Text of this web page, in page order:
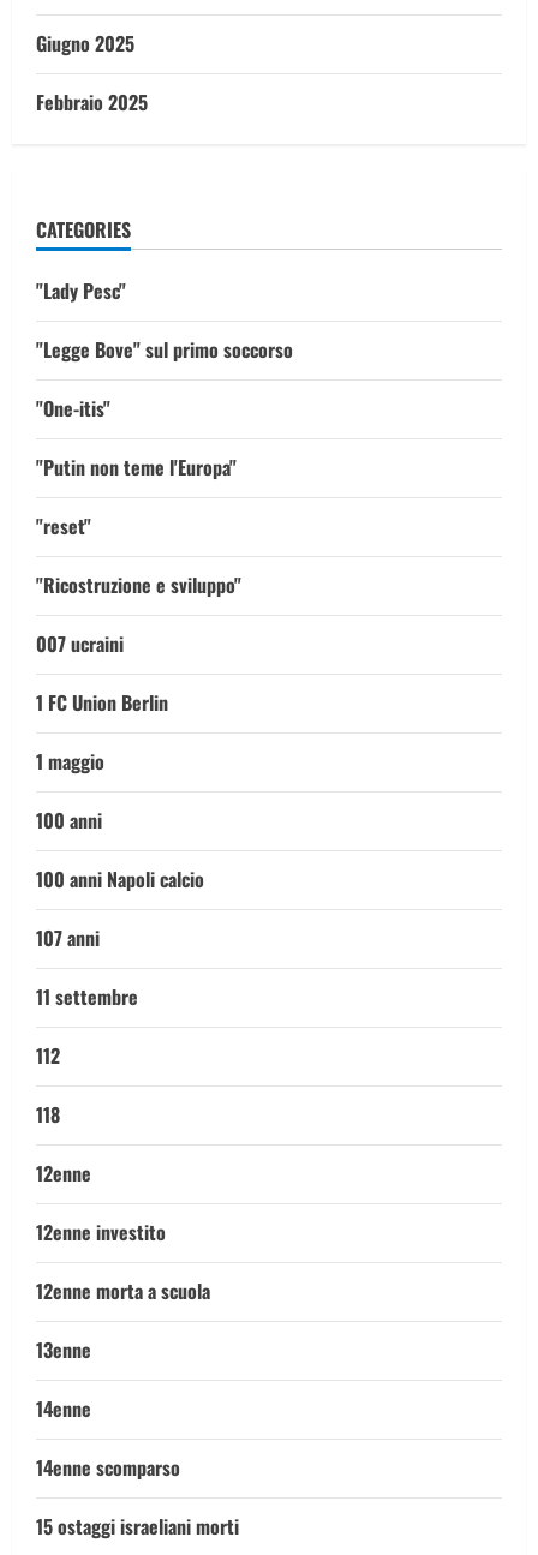
Giugno 2025
Febbraio 2025
CATEGORIES
"Lady Pesc"
"Legge Bove" sul primo soccorso
"One-itis"
"Putin non teme l'Europa"
"reset"
"Ricostruzione e sviluppo"
007 ucraini
1 FC Union Berlin
1 maggio
100 anni
100 anni Napoli calcio
107 anni
11 settembre
112
118
12enne
12enne investito
12enne morta a scuola
13enne
14enne
14enne scomparso
15 ostaggi israeliani morti